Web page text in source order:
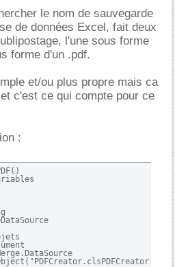
le nom de sauvegarde
de données Excel, fait deux
l'une sous forme
forme d'un .pdf.
et/ou plus propre mais ca
c'est ce qui compte pour ce
: